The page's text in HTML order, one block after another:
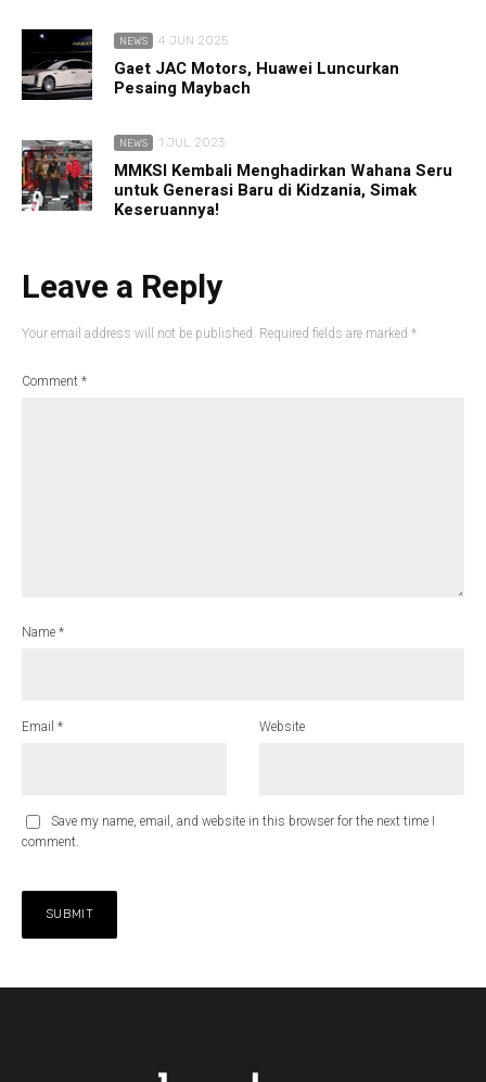
NEWS 4 JUN 2025
Gaet JAC Motors, Huawei Luncurkan
Pesaing Maybach
NEWS 1 JUL 2023
MMKSI Kembali Menghadirkan Wahana Seru
untuk Generasi Baru di Kidzania, Simak
Keseruannya!
Leave a Reply
Your email address will not be published. Required fields are marked *
Comment *
Name *
Email * Website
Save my name, email, and website in this browser for the next time I
comment.